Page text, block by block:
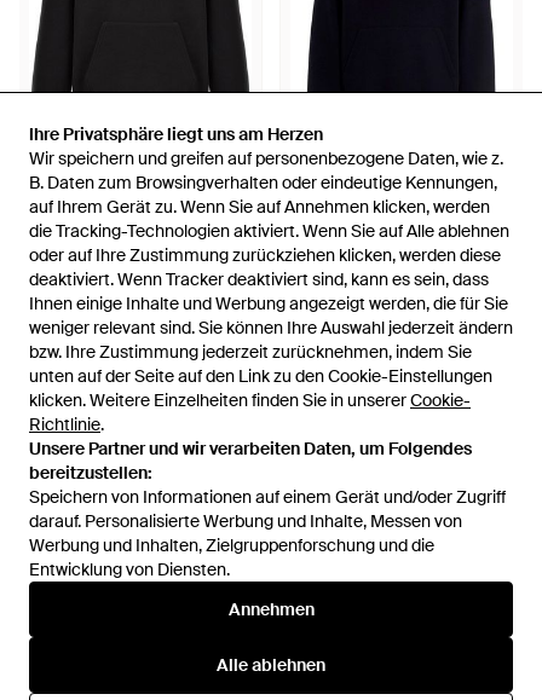
Ihre Privatsphäre liegt uns am Herzen
Wir speichern und greifen auf personenbezogene Daten, wie z.
B. Daten zum Browsingverhalten oder eindeutige Kennungen,
auf Ihrem Gerät zu. Wenn Sie auf Annehmen klicken, werden
die Tracking-Technologien aktiviert. Wenn Sie auf Alle ablehnen
oder auf Ihre Zustimmung zurückziehen klicken, werden diese
deaktiviert. Wenn Tracker deaktiviert sind, kann es sein, dass
Ihnen einige Inhalte und Werbung angezeigt werden, die für Sie
weniger relevant sind. Sie können Ihre Auswahl jederzeit ändern
bzw. Ihre Zustimmung jederzeit zurücknehmen, indem Sie
unten auf der Seite auf den Link zu den Cookie-Einstellungen
klicken. Weitere Einzelheiten finden Sie in unsererCookie-
Richtlinie.
Unsere Partner und wir verarbeiten Daten, um Folgendes
bereitzustellen:
Speichern von Informationen auf einem Gerät und/oder Zugriff
darauf. Personalisierte Werbung und Inhalte, Messen von
Werbung und Inhalten, Zielgruppenforschung und die
Entwicklung von Diensten.
Annehmen
Alle ablehnen
Ihre Privatsphäre liegt uns am Herzen
Wir speichern und greifen auf personenbezogene Daten, wie z.
B. Daten zum Browsingverhalten oder eindeutige Kennungen,
auf Ihrem Gerät zu. Wenn Sie auf Annehmen klicken, werden
die Tracking-Technologien aktiviert. Wenn Sie auf Alle ablehnen
oder auf Ihre Zustimmung zurückziehen klicken, werden diese
deaktiviert. Wenn Tracker deaktiviert sind, kann es sein, dass
Ihnen einige Inhalte und Werbung angezeigt werden, die für Sie
weniger relevant sind. Sie können Ihre Auswahl jederzeit ändern
bzw. Ihre Zustimmung jederzeit zurücknehmen, indem Sie
unten auf der Seite auf den Link zu den Cookie-Einstellungen
klicken. Weitere Einzelheiten finden Sie in unsererCookie-
Richtlinie.
Unsere Partner und wir verarbeiten Daten, um Folgendes
bereitzustellen:
Speichern von Informationen auf einem Gerät und/oder Zugriff
darauf. Personalisierte Werbung und Inhalte, Messen von
Werbung und Inhalten, Zielgruppenforschung und die
Entwicklung von Diensten.
Annehmen
Alle ablehnen
266,95 €
Mackage
'Krys R' Hoodie - Schwarz
VonBalardi
AUSVERKAUFT
257,95 €
Mackage
'Krys R' Hoodie - Blau
Von Balardi
AUSVERKAUFT
International
Hilfe und Informationen